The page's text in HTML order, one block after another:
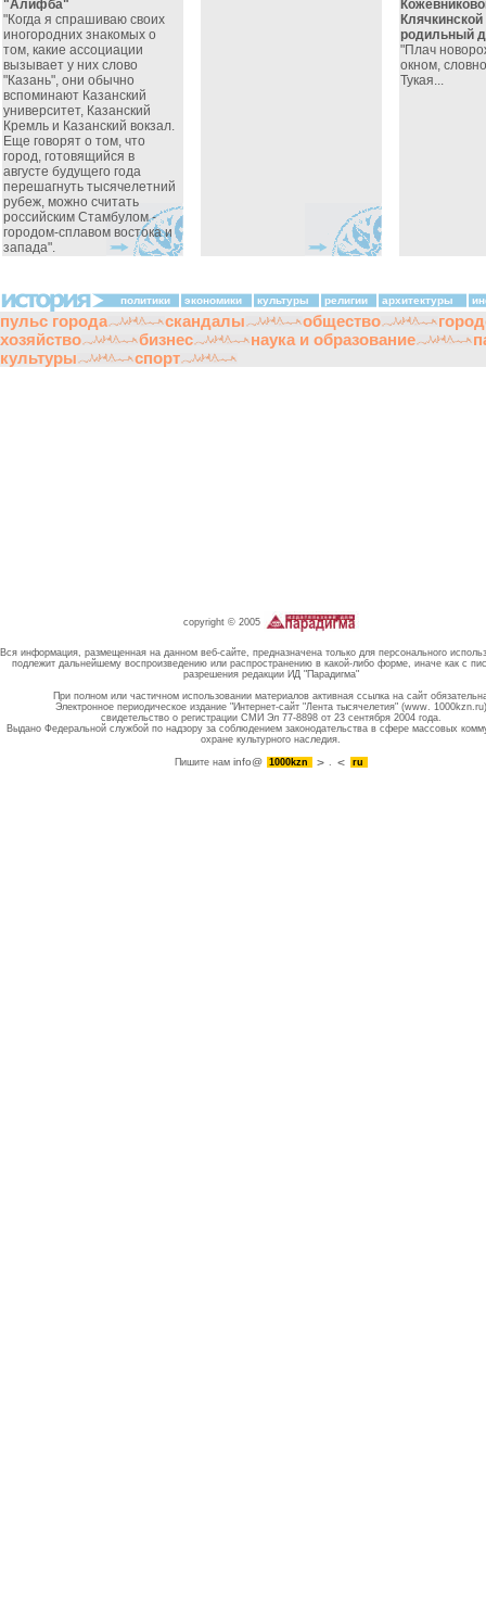
"Алифба"
"Когда я спрашиваю своих
иногородних знакомых о
том, какие ассоциации
вызывает у них слово
"Казань", они обычно
вспоминают Казанский
университет, Казанский
Кремль и Казанский вокзал.
Еще говорят о том, что
город, готовящийся в
августе будущего года
перешагнуть тысячелетний
рубеж, можно считать
российским Стамбулом -
городом-сплавом востока и
запада".
родильный
"Плач
окном,
Тукая...
политики экономики культуры религии архитектуры
пульс города скандалы общество
хозяйство
бизнес наука и образование
культуры
спорт
copyright © 2005
Вся информация, размещенная на данном веб-сайте, предназначена только для персонального
подлежит дальнейшему воспроизведению или распространению в какой-либо форме, иначе как с
разрешения редакции ИД "Парадигма"
При полном или частичном использовании материалов активная ссылка на сайт
Электронное периодическое издание "Интернет-сайт "Лента тысячелетия" (www. 1000kzn.ru)
свидетельство о регистрации СМИ Эл 77-8898 от 23 сентября 2004 года.
Выдано Федеральной службой по надзору за соблюдением законодательства в сфере массовых
охране культурного наследия.
Пишите намinfo@ 1000kzn . ru